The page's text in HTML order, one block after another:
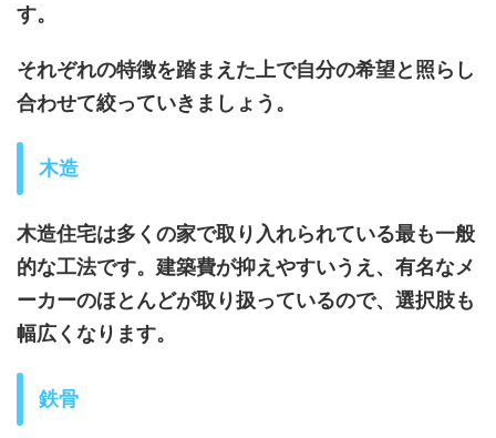
す。
それぞれの特徴を踏まえた上で自分の希望と照らし
合わせて絞っていきましょう。
木造
木造住宅は多くの家で取り入れられている最も一般
的な工法です。建築費が抑えやすいうえ、有名なメ
ーカーのほとんどが取り扱っているので、選択肢も
幅広くなります。
鉄骨